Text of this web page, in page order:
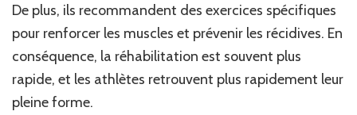
De plus, ils recommandent des exercices spécifiques
pour renforcer les muscles et prévenir les récidives. En
conséquence, la réhabilitation est souvent plus
rapide, et les athlètes retrouvent plus rapidement leur
pleine forme.